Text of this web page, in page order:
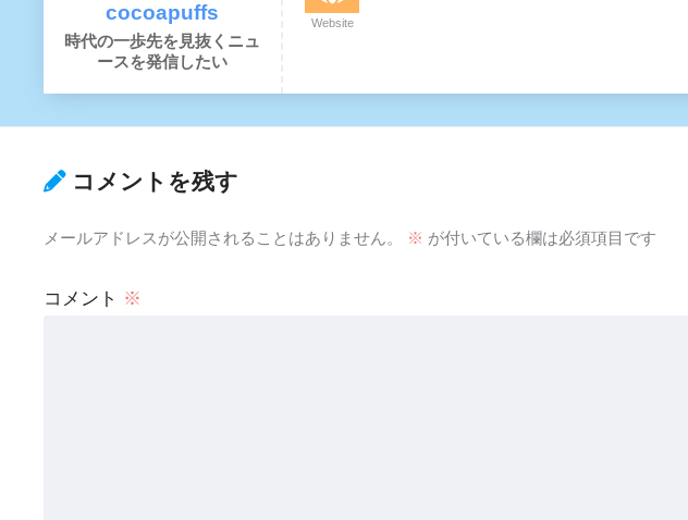
cocoapuffs
時代の一歩先を見抜くニュ
ースを発信したい
Website
コメントを残す
メールアドレスが公開されることはありません。 ※ が付いている欄は必須項目です
コメント ※